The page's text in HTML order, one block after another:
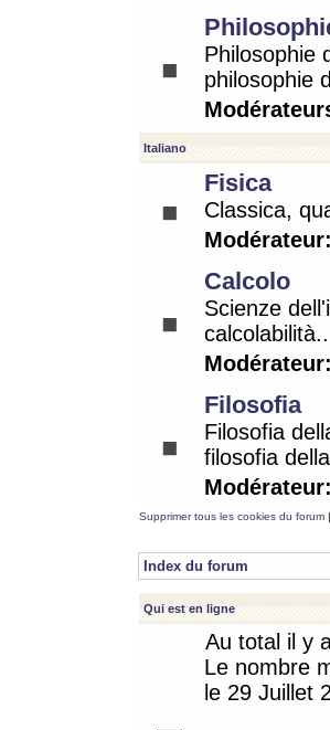
Philosophie
philosophie
Italiano
Fisica
Classica,
Modérateur:
Calcolo
Scienze
calcolabilità..
Modérateur:
Filosofia
Filosofia
filosofia
Modérateur:
Supprimer tous les cookies du forum |
Index du forum
Qui est en ligne
Au total il y
Le nombre
le 29 Juillet